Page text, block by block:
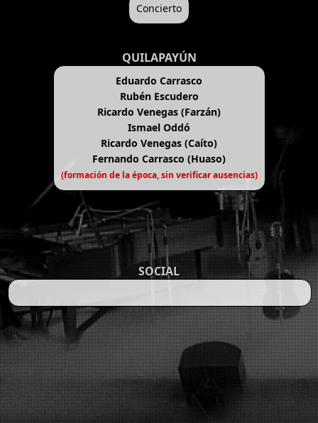
Concierto
QUILAPAYÚN
Eduardo Carrasco
Rubén Escudero
Ricardo Venegas (Farzán)
Ismael Oddó
Ricardo Venegas (Caíto)
Fernando Carrasco (Huaso)
(formación de la época, sin verificar ausencias)
SOCIAL